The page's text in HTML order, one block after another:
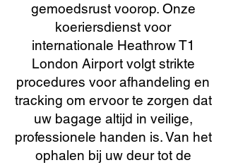
gemoedsrust voorop. Onze
koeriersdienst voor
internationale Heathrow T1
London Airport volgt strikte
procedures voor afhandeling en
tracking om ervoor te zorgen dat
uw bagage altijd in veilige,
professionele handen is. Van het
ophalen bij uw deur tot de